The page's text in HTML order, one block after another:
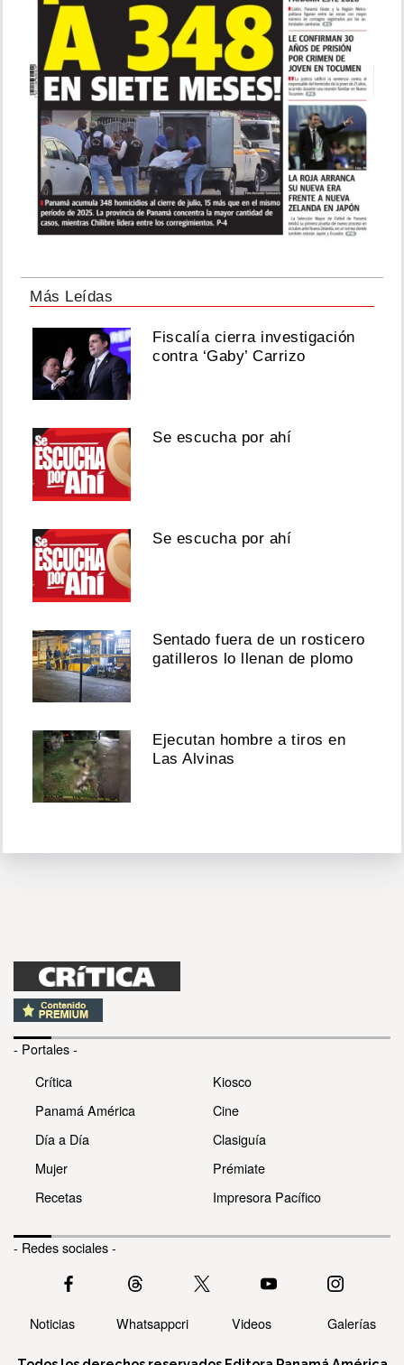
Más Leídas
Fiscalía cierra investigación
contra ‘Gaby’ Carrizo
Se escucha por ahí
Se escucha por ahí
Sentado fuera de un rosticero
gatilleros lo llenan de plomo
Ejecutan hombre a tiros en
Las Alvinas
- Portales -
Crítica
Panamá América
Día a Día
Mujer
Recetas
Kiosco
Cine
Clasiguía
Prémiate
Impresora Pacífico
- Redes sociales -
Noticias Whatsappcri Videos Galerías